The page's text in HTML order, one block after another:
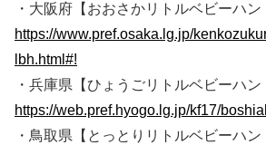
・大阪府【おおさかリトルベビーハン
https://www.pref.osaka.lg.jp/
lbh.html#!
・兵庫県【ひょうごリトルベビーハン
https://web.pref.hyogo.lg.jp/kf17/
・鳥取県【とっとりリトルベビーハン